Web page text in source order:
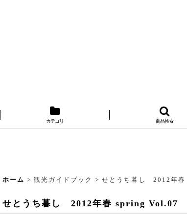
カテゴリ 商品検索
ホーム > 観光ガイドブック > せとうち暮し 2012年春
せとうち暮し 2012年春 spring Vol.07